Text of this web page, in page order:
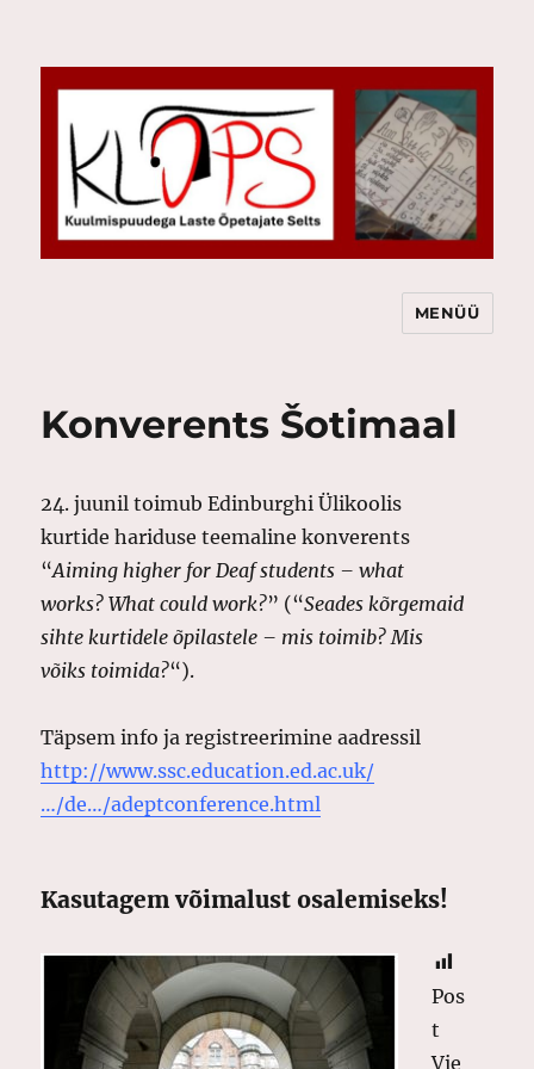
MENÜÜ
Konverents Šotimaal
24. juunil toimub Edinburghi Ülikoolis
kurtide hariduse teemaline konverents
“Aiming higher for Deaf students – what
works? What could work?” (“Seades kõrgemaid
sihte kurtidele õpilastele – mis toimib? Mis
võiks toimida?“).
Täpsem info ja registreerimine aadressil
http://www.ssc.education.ed.ac.uk/
…/de…/adeptconference.html
Kasutagem võimalust osalemiseks!
Pos
t
Vie